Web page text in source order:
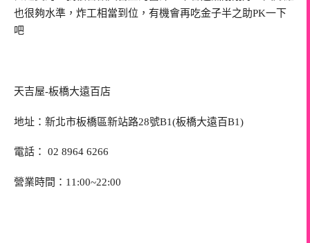
也很夠水準，炸工相當到位，有機會再吃金子半之助PK一下
吧
天吉屋-板橋大遠百店
地址：新北市板橋區新站路28號B1(板橋大遠百B1)
電話： 02 8964 6266
營業時間：11:00~22:00